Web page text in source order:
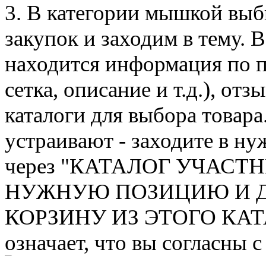
3. В категории мышкой
закупок и заходим в тему.
находится информация по
сетка, описание и т.д.),
каталоги для выбора
устраивают - заходите в
через "КАТАЛОГ
НУЖНУЮ ПОЗИЦИЮ И
КОРЗИНУ ИЗ ЭТОГО
означает, что вы согласны